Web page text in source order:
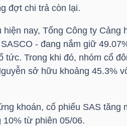
đợt chi trả còn lại.
nay, Tổng Công ty Cảng
- đang nắm giữ
tức. Trong khi đó, nhóm cổ
sở hữu khoảng 45.3%
khoán, cổ phiếu SAStăng
từ phiên 05/06.